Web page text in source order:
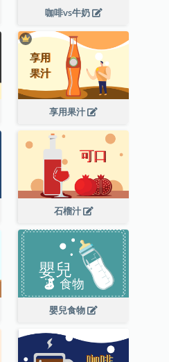
咖啡vs牛奶
享用果汁
石榴汁
嬰兒食物